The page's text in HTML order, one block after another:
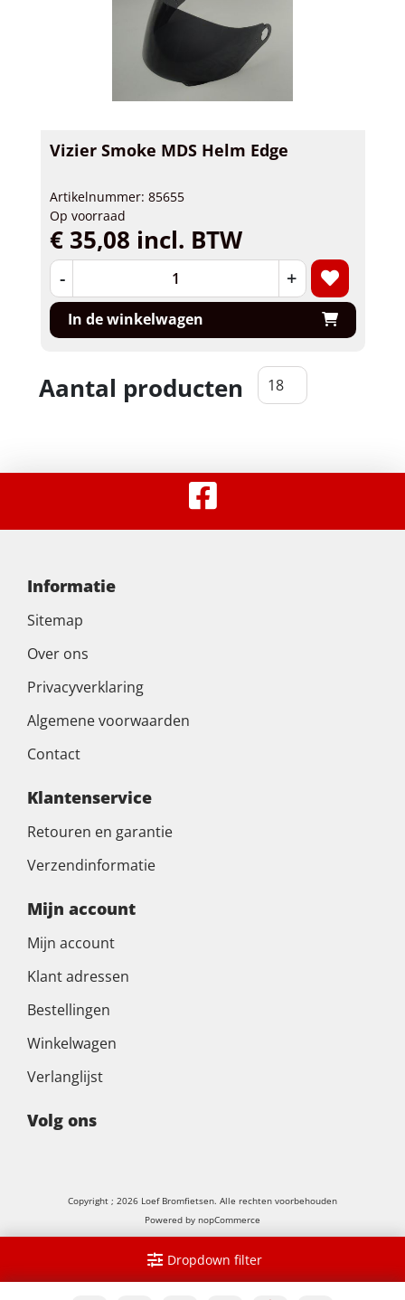
Dropdown filter
Vizier Smoke MDS Helm Edge
Artikelnummer: 85655
Op voorraad
€ 35,08 incl. BTW
- +
In de winkelwagen
Aantal producten
Informatie
Sitemap
Over ons
Privacyverklaring
Algemene voorwaarden
Contact
Klantenservice
Retouren en garantie
Verzendinformatie
Mijn account
Mijn account
Klant adressen
Bestellingen
Winkelwagen
Verlanglijst
Volg ons
Copyright ; 2026 Loef Bromfietsen. Alle rechten voorbehouden
Powered by nopCommerce